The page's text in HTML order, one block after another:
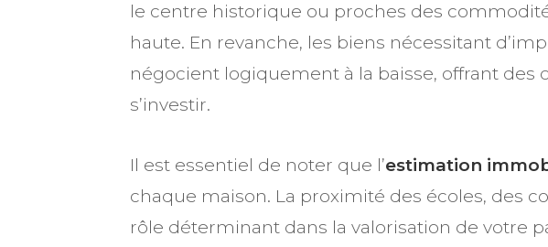
le centre historique ou proches des
haute. En revanche, les biens nécessitant
négocient logiquement à la baisse, offrant
s’investir.
Il est essentiel de noter que l’estimation
chaque maison. La proximité des écoles, des
rôle déterminant dans la valorisation de votre